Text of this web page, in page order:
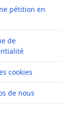
pétition en
de
cookies
de nous